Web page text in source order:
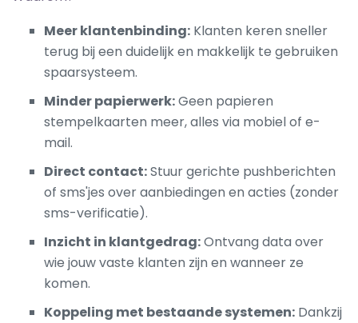
Meer klantenbinding: Klanten keren sneller
terug bij een duidelijk en makkelijk te gebruiken
spaarsysteem.
Minder papierwerk:Geen papieren
stempelkaarten meer, alles via mobiel of e-
mail.
Direct contact:Stuur gerichte pushberichten
of sms'jes over aanbiedingen en acties (zonder
sms-verificatie).
Inzicht in klantgedrag:Ontvang data over
wie jouw vaste klanten zijn en wanneer ze
komen.
Koppeling met bestaande systemen: Dankzij